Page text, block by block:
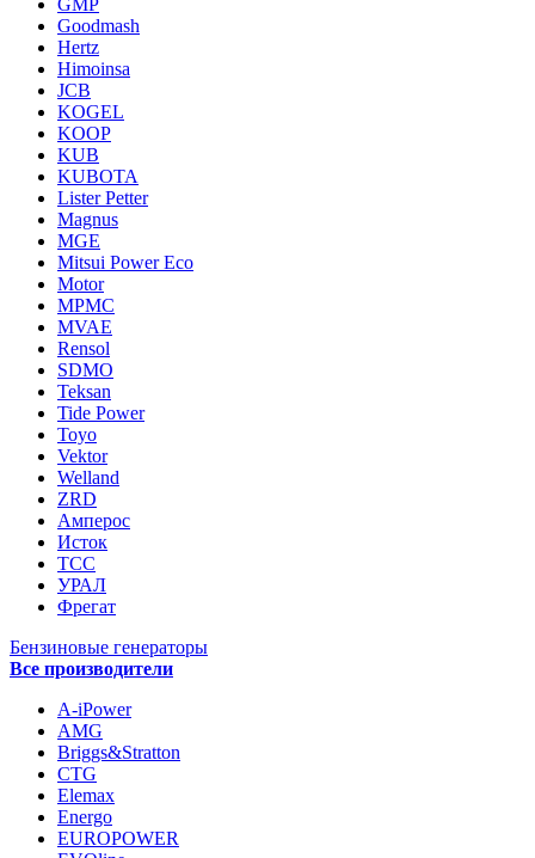
GMP
Goodmash
Hertz
Himoinsa
JCB
KOGEL
KOOP
KUB
KUBOTA
Lister Petter
Magnus
MGE
Mitsui Power Eco
Motor
MPMC
MVAE
Rensol
SDMO
Teksan
Tide Power
Toyo
Vektor
Welland
ZRD
Амперос
Исток
ТСС
УРАЛ
Фрегат
Бензиновые генераторы
Все производители
A-iPower
AMG
Briggs&Stratton
CTG
Elemax
Energo
EUROPOWER